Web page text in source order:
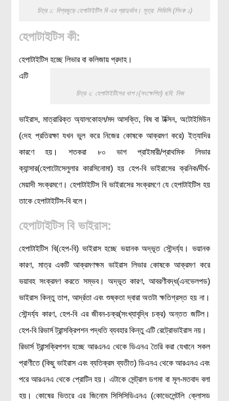
প্রকৃতি
জলবায়ু পরিবর্তন
পরিবেশ দূষণ
কম্পিউটার সায়েন্স
ইলেকট্রিক্যাল ইঞ্জিনিয়ারিং
বায়োটেকনোলজি
মহাকাশ বিজ্ঞান
আমাদের সৌরজগৎ
সৌরজগত ছাড়িয়ে
সামাজিক বিজ্ঞান
অর্থনীতি
রাষ্ট্রবিজ্ঞান
নৃবিজ্ঞান
সমাজতত্ত্ব
বিজ্ঞানীদের কথা
বাংলাদেশী বিজ্ঞানী
বিদেশী বিজ্ঞানী
কার্ল সেগান
বিশেষ পাতা
চিত্র ১: বিশ্বজুড়ে হেপাটাইটিস বি এর প্রাদুর্ভাব। সূত্র: সিডিসি (লিংক ১)
হেপাটাইটিস কী:
হেপাটাইটিস হচ্ছে লিভার বা কলিজায় প্রদাহ।
চিত্র ২: হেপাটাইটিসের ধাপ।(সংক্ষেপিত) ছবি: নিজ
এটি
ভাইরাস, মাত্রারিক্ত অ্যালকোহল/মদ আসক্তি, বিষ বা টক্সিন, অটোইমিউন
(দেহ প্রতিরক্ষা যখন ভুল করে নিজের কোষকে আক্রমণ করে) ইত্যাদির
কারণে হয়। শতকরা ৮০ ভাগ প্রাইমারী/প্রাথমিক লিভার
ক্যান্সার(হেপাটোসেলুলার কারসিনোমা) হয় হেপ-বি ভাইরাসের ক্রনিক/দীর্ঘ-
মেয়াদী সংক্রমণে। হেপাটাইটিস বি ভাইরাসের সংক্রমণে যে হেপাটাইটিস হয়
তাকে হেপাটাইটিস-বি বলে।
হেপাটাইটিস বি ভাইরাস:
হেপাটাইটিস বি(হেপ-বি) ভাইরাস হচ্ছে ভয়ানক অদ্ভূত সৌন্দর্য্য। ভয়ানক
কারণ, মাত্র একটি আক্রমণক্ষম ভাইরাস লিভার কোষকে আক্রমণ করে
ভয়াবহ সংক্রমণ করতে সম্ভব। অদ্ভূত কারণ, আবরণীবদ্ধ(এনভেলপড)
ভাইরাস কিন্তু তাপ, আর্দ্রতা এবং শুষ্কতা দ্বারা অতটা ক্ষতিগ্রস্ত হয় না।
সৌন্দর্য্য কারণ, হেপ-বি এর জীবন-চক্র(সংখ্যাবৃদ্ধি চক্র) অন্তত জটিল।
হেপ-বি রিভার্স ট্রান্সক্রিপশন পদ্ধতি ব্যবহার কিন্তু এটি রেট্রোভাইরাস নয়।
রিভার্স ট্রান্সক্রিপশন হচ্ছে আরএনএ থেকে ডিএনএ তৈরি করা যেখানে সকল
প্রাণীতে (কিছু ভাইরাস এবং ব্যতিক্রম ব্যতীত) ডিএনএ থেকে আরএনএ এবং
পরে আরএনএ থেকে প্রোটিন হয়। এটাকে সেন্ট্রাল ডগমা বা মূল-মতবাদ বলা
হয়। কোষের ভিতরে এর জিনোম সিসিসিডিএনএ (কোভেলেন্টলি ক্লোসড